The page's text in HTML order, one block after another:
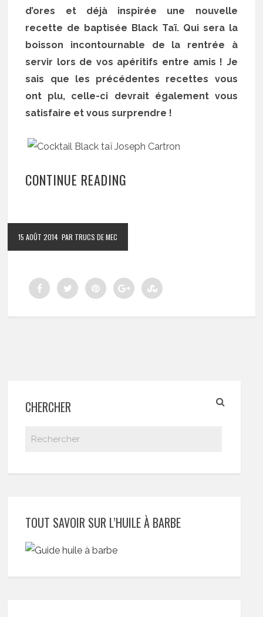
d’ores et déjà inspirée une nouvelle
recette de baptisée Black Taï. Qui sera la
boisson incontournable de la rentrée à
servir lors de vos apéritifs entre amis ! Je
sais que les précédentes recettes vous
ont plu, celle-ci devrait également vous
satisfaire et vous surprendre !
CONTINUE READING
15 AOÛT 2014 PAR TRUCS DE MEC
CHERCHER
TOUT SAVOIR SUR L’HUILE À BARBE